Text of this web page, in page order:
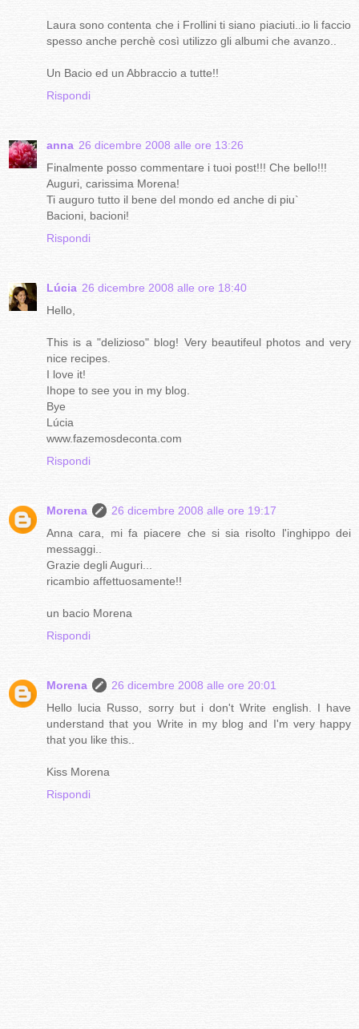
Laura sono contenta che i Frollini ti siano piaciuti..io li faccio
spesso anche perchè così utilizzo gli albumi che avanzo..
Un Bacio ed un Abbraccio a tutte!!
Rispondi
anna 26 dicembre 2008 alle ore 13:26
Finalmente posso commentare i tuoi post!!! Che bello!!!
Auguri, carissima Morena!
Ti auguro tutto il bene del mondo ed anche di piu`
Bacioni, bacioni!
Rispondi
Lúcia 26 dicembre 2008 alle ore 18:40
Hello,
This is a "delizioso" blog! Very beautifeul photos and very
nice recipes.
I love it!
Ihope to see you in my blog.
Bye
Lúcia
www.fazemosdeconta.com
Rispondi
Morena
26 dicembre 2008 alle ore 19:17
Anna cara, mi fa piacere che si sia risolto l'inghippo dei
messaggi..
Grazie degli Auguri...
ricambio affettuosamente!!
un bacio Morena
Rispondi
Morena
26 dicembre 2008 alle ore 20:01
Hello lucia Russo, sorry but i don't Write english. I have
understand that you Write in my blog and I'm very happy
that you like this..
Kiss Morena
Rispondi